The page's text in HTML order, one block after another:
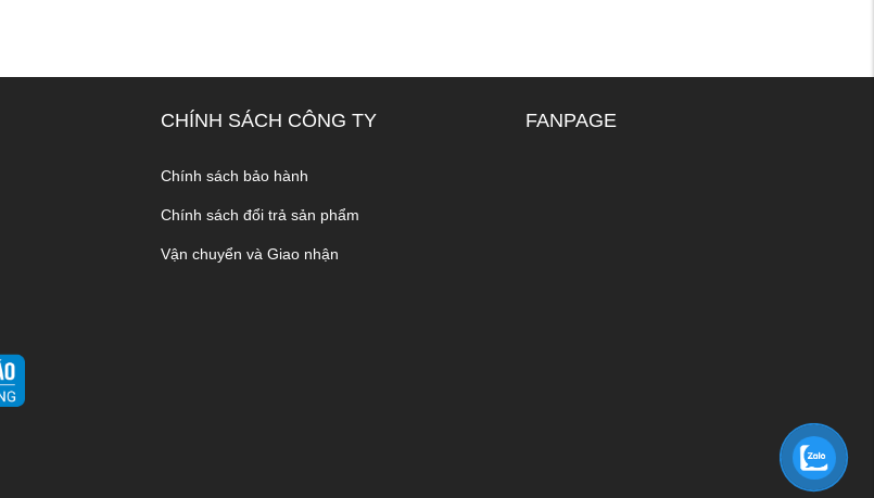
CHÍNH SÁCH CÔNG TY
Chính sách bảo hành
Chính sách đổi trả sản phẩm
Vận chuyển và Giao nhận
FANPAGE